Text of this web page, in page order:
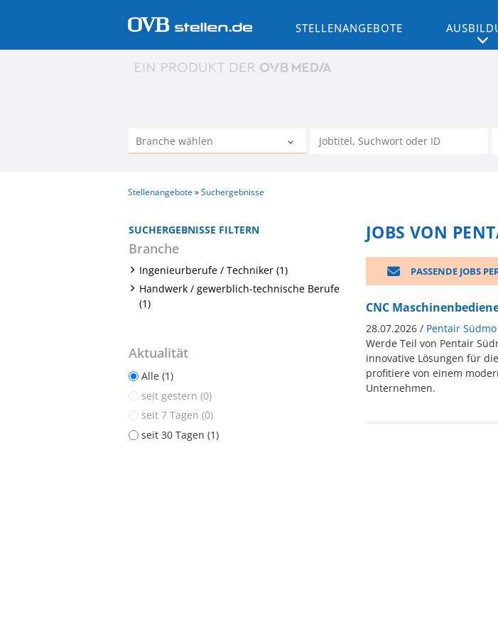
STELLENANGEBOTE
Stellenangebote Suchergebnisse
SUCHERGEBNISSE FILTERN
Branche
Ingenieurberufe / Techniker (1)
Handwerk / gewerblich-technische Berufe
(1)
Aktualität
Alle (1)
seit gestern (0)
seit 7 Tagen (0)
seit 30 Tagen (1)
JOBS VON
PASSENDE JOBS
CNC
28.07.2026 / Pentair
Werde Teil von Pentair
innovative Lösungen für
profitiere von einem
Unternehmen.